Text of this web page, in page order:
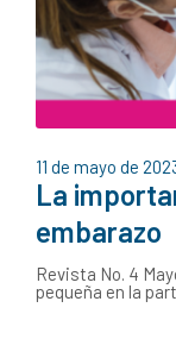
11 de mayo de
La
embarazo
Revista No. 4
pequeña en la